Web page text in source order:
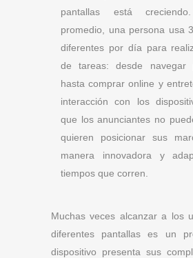
pantallas está
promedio, una persona usa
diferentes por día para
de tareas: desde navegar
hasta comprar online y
interacción con los
que los anunciantes no
quieren posicionar sus
manera innovadora y
tiempos que corren.
Muchas veces alcanzar a los
diferentes pantallas es un
dispositivo presenta sus